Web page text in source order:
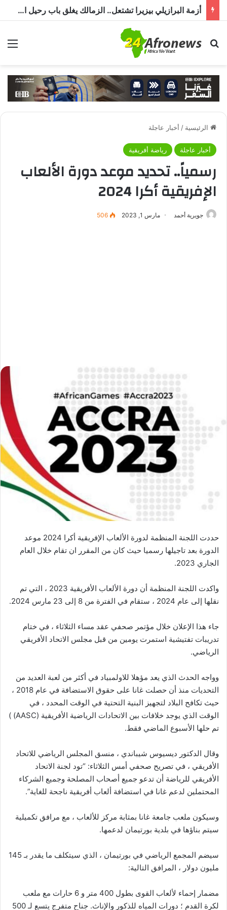
أزمة البرازيلي بيزيرا تشتعل.. الزمالك يغلق باب رحيل اللاعب ويؤكد : « لن ندخل في مفاوضات بشأن أي عروض »
بحث عن
الرئيسية / أخبار عاجلة
أخبار عاجلة رياضة أفريقية
رسمياً.. تحديد موعد دورة الألعاب
الإفريقية أكرا 2024
جويرية أحمد مارس 1, 2023 506
حددت اللجنة المنظمة لدورة الألعاب الإفريقية أكرا 2024 موعد
الدورة بعد تاجيلها رسميا حيث كان من المقرر ان تقام خلال العام
الجاري 2023.
واكدت اللجنة المنظمة أن دورة الألعاب الأفريقية 2023 ، التي تم
نقلها إلى عام 2024 ، ستقام في الفترة من 8 إلى 23 مارس 2024.
جاء هذا الإعلان خلال مؤتمر صحفي عقد مساء الثلاثاء ، في ختام
تدريبات تفتيشية استمرت يومين من قبل مجلس الاتحاد الأفريقي
الرياضي.
وواجه الحدث الذي يعد مؤهلا للاولمبياد في أكثر من لعبة العديد من
التحديات منذ أن حصلت غانا على حقوق الاستضافة في عام 2018 ،
حيث تكافح البلاد لتجهيز البنية التحتية في الوقت المحدد ، في
الوقت الذي يوجد خلافات بين الاتحادات الرياضية الأفريقية (AASC) )
تم حلها الأسبوع الماضي فقط.
وقال الدكتور ديسيوس شيباندي ، منسق المجلس الرياضي للاتحاد
الأفريقي ، في تصريح صحفي أمس الثلاثاء: “تود لجنة الاتحاد
الأفريقي للرياضة أن تدعو جميع أصحاب المصلحة وجميع الشركاء
المحتملين لدعم غانا في استضافة ألعاب أفريقية ناجحة للغاية”.
وسيكون ملعب جامعة غانا بمثابة مركز للألعاب ، مع مرافق تكميلية
سيتم بناؤها في بلدية بورتيمان لدعمها.
سيضم المجمع الرياضي في بورتيمان ، الذي سيتكلف ما يقدر بـ 145
مليون دولار ، المرافق التالية:
مضمار إحماء لألعاب القوى بطول 400 متر و 6 حارات مع ملعب
لكرة القدم ؛ دورات المياه للذكور والإناث. جناح متفرج يتسع لـ 500